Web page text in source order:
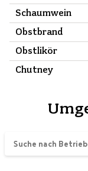
Schaumwein
Obstbrand
Obstlikör
Chutney